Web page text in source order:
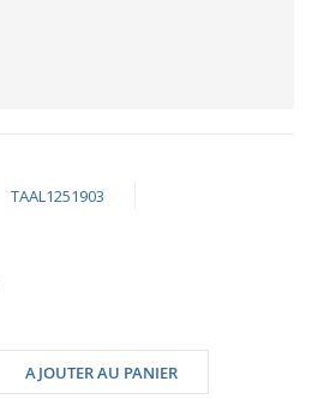
TAAL1251903
AJOUTER AU PANIER